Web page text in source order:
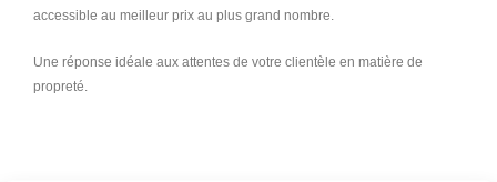
accessible au meilleur prix au plus grand nombre.
Une réponse idéale aux attentes de votre clientèle en matière de
propreté.